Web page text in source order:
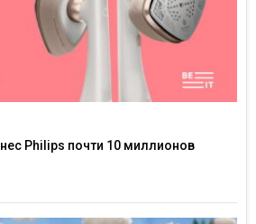
Philips почти 10 миллионов